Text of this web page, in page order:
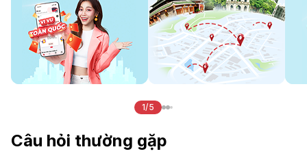
1/5
Câu hỏi thường gặp